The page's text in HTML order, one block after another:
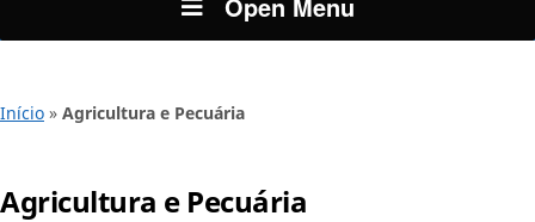
Início » Agricultura e Pecuária
Agricultura e Pecuária